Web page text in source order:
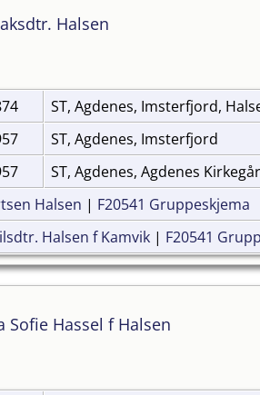
Halsen
ST, Agdenes, Imsterfjord,
ST, Agdenes, Imsterfjord
ST, Agdenes, Agdenes
Halsen | F20541 Gruppeskjema
Halsen f Kamvik | F20541
Sofie Hassel f Halsen